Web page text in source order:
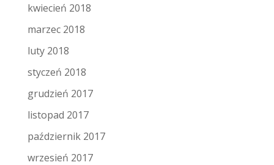
kwiecień 2018
marzec 2018
luty 2018
styczeń 2018
grudzień 2017
listopad 2017
październik 2017
wrzesień 2017